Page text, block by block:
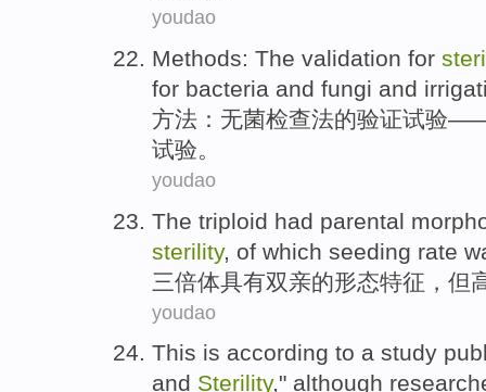
youdao
Methods: The validation for
for bacteria and fungi and
方法 ： 无菌检查法的验证试验
试验。
youdao
The triploid had parental
sterility, of which seeding rate
三倍体具有双亲的形态特征 ， 但
youdao
This is according to a study
and Sterility," although